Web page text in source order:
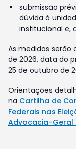
submissão
dúvida à
institucional e,
As medidas serão
de 2026, data do
25 de outubro de
Orientações
na Cartilha de
Federais nas
Advocacia-Geral